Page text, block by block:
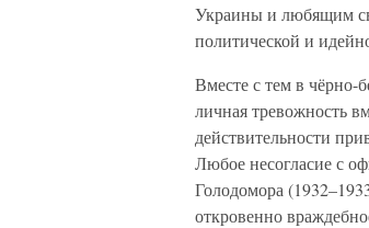
Украины и любящим
политической и
Вместе с тем в чёрно-
личная тревожность
действительности
Любое несогласие с
Голодомора
откровенно